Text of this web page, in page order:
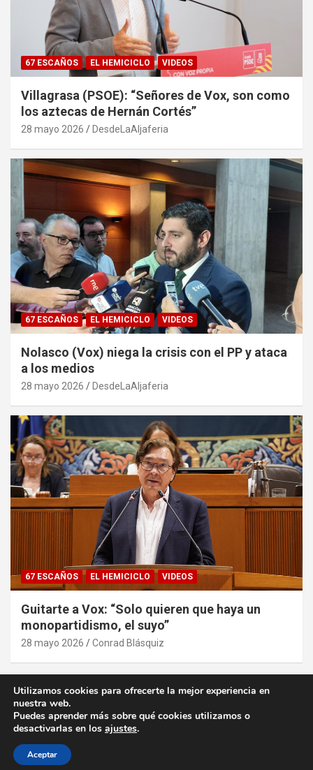
67 ESCAÑOS EL HEMICICLO VIDEOS
Villagrasa (PSOE): “Señores de Vox, son como
los aztecas de Hernán Cortés”
28 mayo 2026 DesdeLaAljaferia
67 ESCAÑOS EL HEMICICLO VIDEOS
Nolasco (Vox) niega la crisis con el PP y ataca
a los medios
28 mayo 2026 DesdeLaAljaferia
67 ESCAÑOS EL HEMICICLO VIDEOS
Guitarte a Vox: “Solo quieren que haya un
monopartidismo, el suyo”
28 mayo 2026 Conrad Blásquiz
desde la Aljafería
Tema por:
Theme Horse
Utilizamos cookies para ofrecerte la mejor experiencia en
nuestra web.
Puedes aprender más sobre qué cookies utilizamos o
desactivarlas en los ajustes.
Aceptar